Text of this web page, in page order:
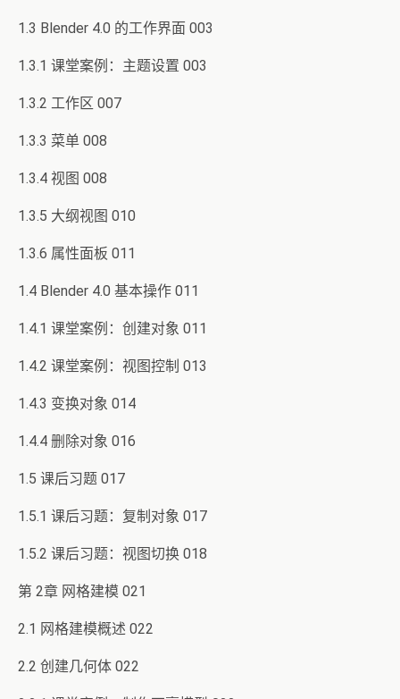
1.3 Blender 4.0 的工作界面 003
1.3.1 课堂案例：主题设置 003
1.3.2 工作区 007
1.3.3 菜单 008
1.3.4 视图 008
1.3.5 大纲视图 010
1.3.6 属性面板 011
1.4 Blender 4.0 基本操作 011
1.4.1 课堂案例：创建对象 011
1.4.2 课堂案例：视图控制 013
1.4.3 变换对象 014
1.4.4 删除对象 016
1.5 课后习题 017
1.5.1 课后习题：复制对象 017
1.5.2 课后习题：视图切换 018
第 2章 网格建模 021
2.1 网格建模概述 022
2.2 创建几何体 022